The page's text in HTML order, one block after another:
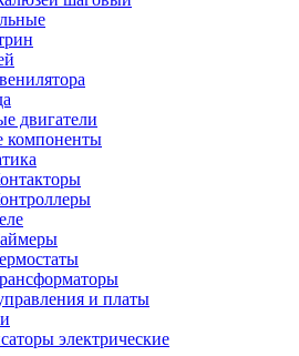
двигатели
компоненты
и платы
электрические